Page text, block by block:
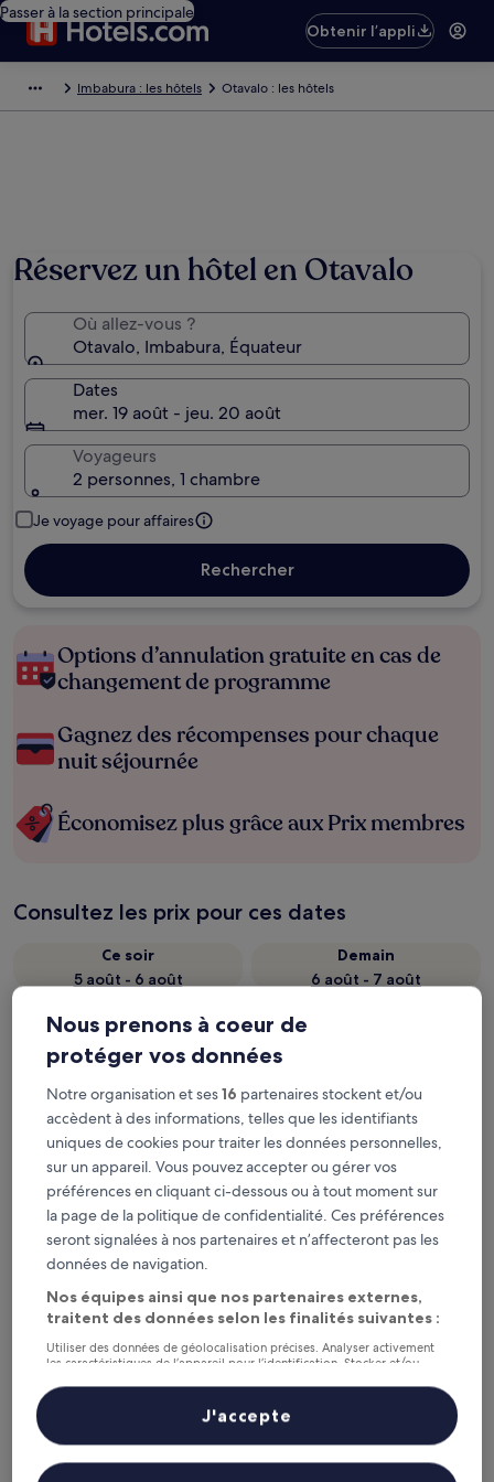
Passer à la section principale
Obtenir l’appli
Imbabura : les hôtels Otavalo : les hôtels
Réservez un hôtel en Otavalo
Où allez-vous ?
Otavalo, Imbabura, Équateur
Dates
mer. 19 août - jeu. 20 août
Voyageurs
2 personnes, 1 chambre
Je voyage pour affaires
Rechercher
Options d’annulation gratuite en cas de
changement de programme
Gagnez des récompenses pour chaque
nuit séjournée
Économisez plus grâce aux Prix membres
Consultez les prix pour ces dates
Ce soir
5 août - 6 août
Demain
6 août - 7 août
7 août - 9 août
14 août - 16 août
Otavalo : où séjourner ?
Otavalo : les meilleurs hôtels
Hotel Doña Esther
out
of
9,4
Hotel Doña Esther
out
5
/10
VOIR PLUS D’HÉBERGEMENTS
Nous prenons à coeur de
protéger vos données
Notre organisation et ses16 partenaires stockent et/ou
accèdent à des informations, telles que les identifiants
uniques de cookies pour traiter les données personnelles,
sur un appareil. Vous pouvez accepter ou gérer vos
préférences en cliquant ci-dessous ou à tout moment sur
la page de la politique de confidentialité. Ces préférences
seront signalées à nos partenaires et n’affecteront pas les
données de navigation.
Nos équipes ainsi que nos partenaires externes,
traitent des données selon les finalités suivantes :
Utiliser des données de géolocalisation précises. Analyser activement
les caractéristiques de l’appareil pour l’identification. Stocker et/ou
personnalisés, mesure de performance des publicités et du contenu,
études d’audience et développement de services.
Liste de nos partenaires (fournisseurs)
J'accepte